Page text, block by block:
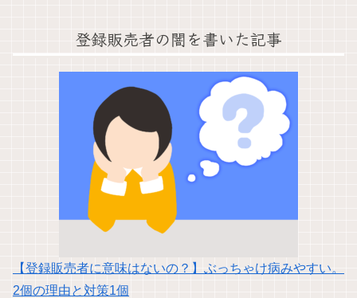
登録販売者の闇を書いた記事
【登録販売者に意味はないの？】ぶっちゃけ病みやすい。
2個の理由と対策1個